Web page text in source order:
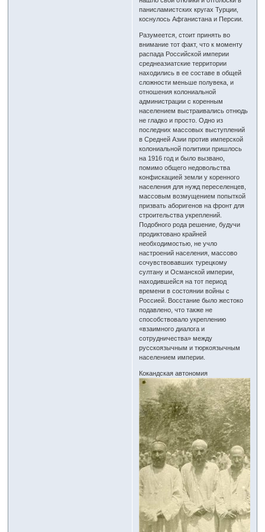
панисламистских кругах Турции,
коснулось Афганистана и Персии.
Разумеется, стоит принять во
внимание тот факт, что к моменту
распада Российской империи
среднеазиатские территории
находились в ее составе в общей
сложности меньше полувека, и
отношения колониальной
администрации с коренным
населением выстраивались отнюдь
не гладко и просто. Одно из
последних массовых выступлений
в Средней Азии против имперской
колониальной политики пришлось
на 1916 год и было вызвано,
помимо общего недовольства
конфискацией земли у коренного
населения для нужд переселенцев,
массовым возмущением попыткой
призвать аборигенов на фронт для
строительства укреплений.
Подобного рода решение, будучи
продиктовано крайней
необходимостью, не учло
настроений населения, массово
сочувствовавших турецкому
султану и Османской империи,
находившейся на тот период
времени в состоянии войны с
Россией. Восстание было жестоко
подавлено, что также не
способствовало укреплению
«взаимного диалога и
сотрудничества» между
русскоязычным и тюркоязычным
населением империи.
Кокандская автономия